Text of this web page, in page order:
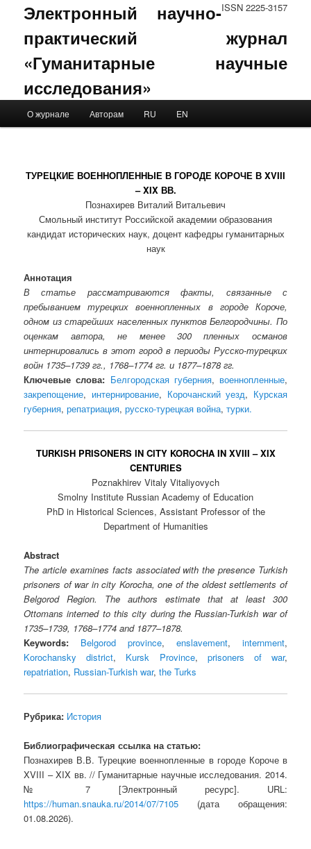
ISSN 2225-3157
Электронный научно-
практический журнал
«Гуманитарные научные
исследования»
Skip to primary content
Skip to secondary content
О журнале Авторам RU EN
ТУРЕЦКИЕ ВОЕННОПЛЕННЫЕ В ГОРОДЕ КОРОЧЕ В XVIII
– XIX ВВ.
Познахирев Виталий Витальевич
Смольный институт Российской академии образования
кандидат исторических наук, доцент кафедры гуманитарных
наук
Аннотация
В статье рассматриваются факты, связанные с
пребыванием турецких военнопленных в городе Короче,
одном из старейших населенных пунктов Белгородчины. По
оценкам автора, не менее 300 пленных османов
интернировались в этот город в периоды Русско-турецких
войн 1735–1739 гг., 1768–1774 гг. и 1877–1878 гг.
Ключевые слова: Белгородская губерния, военнопленные,
закрепощение, интернирование, Корочанский уезд, Курская
губерния,репатриация,русско-турецкая война,турки.
TURKISH PRISONERS IN CITY KOROCHA IN XVIII – XIX
CENTURIES
Poznakhirev Vitaly Vitaliyovych
Smolny Institute Russian Academy of Education
PhD in Historical Sciences, Assistant Professor of the
Department of Humanities
Abstract
The article examines facts associated with the presence Turkish
prisoners of war in city Korocha, one of the oldest settlements of
Belgorod Region. The authors estimate that at least 300
Ottomans interned to this city during the Russian-Turkish war of
1735–1739, 1768–1774 and 1877–1878.
Keywords:
Belgorod province, enslavement, internment,
Korochansky district, Kursk Province, prisoners of war,
repatriation, Russian-Turkish war,the Turks
Рубрика: История
Библиографическая ссылка на статью:
Познахирев В.В. Турецкие военнопленные в городе Короче в
XVIII – XIX вв. // Гуманитарные научные исследования. 2014.
№ 7 [Электронный ресурс]. URL:
https://human.snauka.ru/2014/07/7105 (дата обращения:
01.08.2026).